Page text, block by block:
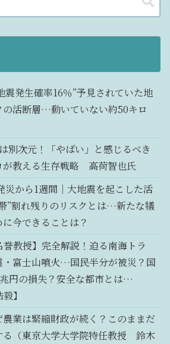
震発生確率16％”予見されていた地
の活断層…動いていない約50キロ
別次元！「やばい」と感じるべき
が教える生存戦略 高荷智也氏
災から1週間｜大地震を起こした活
”割れ残りのリスクとは…新たな犠
今できることは？
誉教授】完全解説！迫る南海トラ
・富士山噴火…国民半分が被災？国
円の損失？安全な都市とは…
】
農業は緊縮財政が続く？このままだ
る（東京大学大学院特任教授 鈴木